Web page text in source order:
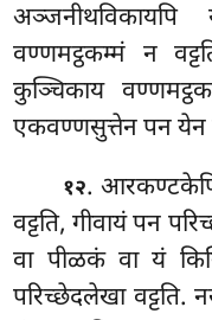
वण्णमट्ठकम्मं न
कुञ्चिकाय
एकवण्णसुत्तेन पन येन
१२.
वट्टति, गीवायं पन
वा पीळकं वा यं
परिच्छेदलेखा वट्टति.